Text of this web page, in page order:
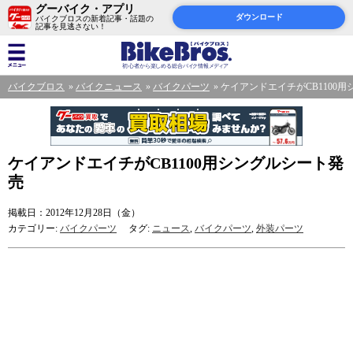
グーバイク・アプリ
バイクブロスの新着記事・話題の
記事を見逃さない！
ダウンロード
バイクブロス バイクニュース バイクパーツ ケイアンドエイチがCB1100用
ケイアンドエイチがCB1100用シングルシート発
売
掲載日：2012年12月28日（金）
カテゴリー: バイクパーツ タグ: ニュース, バイクパーツ, 外装パーツ